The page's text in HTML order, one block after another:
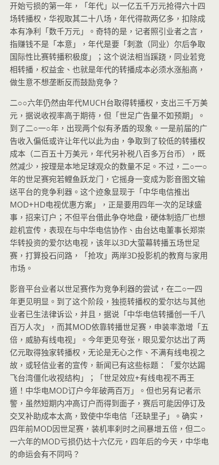
开始亏损的第一年，「年代」以一亿五千万元抢得六十四
场转播权，华视取其二十八场，年代得款两亿多，扣除成
本有净利「数千万元」。奇特的是，记者照引业者之言，
指赚钱不是「本意」，年代是要「刺激（同业）尔后争取
国际性比赛转播积极度」；这个说法相当蹊跷，同业若竞
相转播，权益金、也就是年代的转播成本必须水涨船高，
做生意不想垄断反而鼓励竞争？
二○○六年仍然由年代MUCH台取得转播权，支出三千万美
元，据说收视率高于期待，但「世足广告量不如预期」。
到了二○一○年，出现两个似有矛盾的现象。一是前届的广
告收入偏低或许让年代以此为由，争取到了较低的转播权
成本（二百五十万美元，年代另补税八百多万台币），既
然减少，按理是本地足球观众的数量不足。不过，二○一○
年的世足赛宛若鲤鱼跃龙门，它摇身一变成为影音图文输
送平台的竞争利器。这个迹象显现于「中华电信推出
MOD+HD电视优惠方案」，正是要用四年一次的足球盛
事，招来订户；不但平台借此争夺地盘，硬体制造厂也想
趁机宣传，表现在与中华电信协作、由台达电董事长郑崇
华转投资的爱尔达电视，该年以3D大萤幕转播五场世足
赛，打算投石问路，「抢攻」两岸3D投影机的教育与家用
市场。
影音平台业者以世足赛作为竞争利器的尝试，在二○一四
年更见明显。到了这个阶段，独揽转播权的爱尔达与其他
业者已生法律诉讼，并且，据说「中华电信转播创一千八
百万人次」，而其MOD依靠转播世足赛，申装率激增「五
倍，威胁有线电视」。今年更见夸张，眼见爱尔达出了两
亿元取得独家转播权，无论是无心之作、不满有线电视之
故，或轻信业者的宣传，新闻已有这些标题：「爱尔达踢
飞台湾僵化收视结构」；「世足效应+有线电视不再王
道！中华电MOD订户今年破两百万」。但也另有记者示
警，虽然短期内冲高订户而得到面子，赛后可能因停订及
交叉补助成本太高，致使中华电信「还缺里子」。确实，
四年前MOD因世足赛，装机率刹时之间暴增五倍，但二○
一六年的MOD亏损仍达十六亿元，四年后的今天，中华电
的命运会有不同吗？